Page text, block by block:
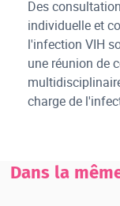
Des
individuelle et
l'infection VIH
une réunion de
charge de
Dans la